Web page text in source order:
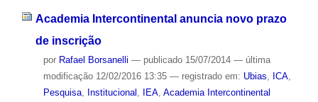
Academia Intercontinental anuncia novo prazo
de inscrição
por Rafael Borsanelli — publicado15/07/2014 — última
modificação12/02/2016 13:35 — registrado em: Ubias, ICA,
Pesquisa, Institucional , IEA, Academia Intercontinental